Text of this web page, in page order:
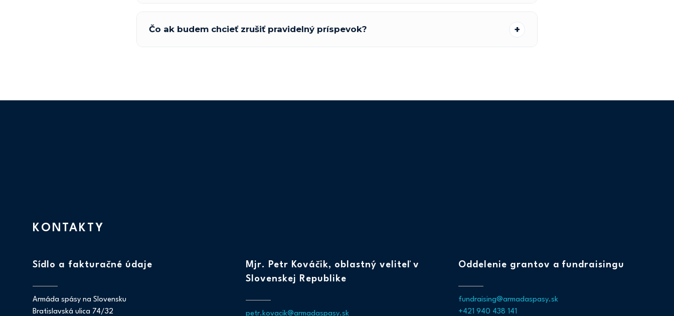
Čo ak budem chcieť zrušiť pravidelný príspevok?
KONTAKTY
Sídlo a fakturačné údaje
Armáda spásy na Slovensku
Bratislavská ulica 74/32
Mjr. Petr Kováčik, oblastný veliteľ v
Slovenskej Republike
petr.kovacik@armadaspasy.sk
Oddelenie grantov a fundraisingu
fundraising@armadaspasy.sk
+421 940 438 141